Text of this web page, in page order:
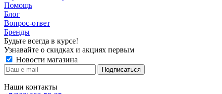
Помощь
Блог
Вопрос-ответ
Бренды
Будьте всегда в курсе!
Узнавайте о скидках и акциях первым
Новости магазина
Наши контакты